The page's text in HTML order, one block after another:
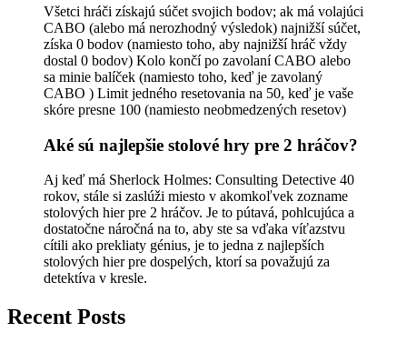
Všetci hráči získajú súčet svojich bodov; ak má volajúci
CABO (alebo má nerozhodný výsledok) najnižší súčet,
získa 0 bodov (namiesto toho, aby najnižší hráč vždy
dostal 0 bodov) Kolo končí po zavolaní CABO alebo
sa minie balíček (namiesto toho, keď je zavolaný
CABO ) Limit jedného resetovania na 50, keď je vaše
skóre presne 100 (namiesto neobmedzených resetov)
Aké sú najlepšie stolové hry pre 2 hráčov?
Aj keď má Sherlock Holmes: Consulting Detective 40
rokov, stále si zaslúži miesto v akomkoľvek zozname
stolových hier pre 2 hráčov. Je to pútavá, pohlcujúca a
dostatočne náročná na to, aby ste sa vďaka víťazstvu
cítili ako prekliaty génius, je to jedna z najlepších
stolových hier pre dospelých, ktorí sa považujú za
detektíva v kresle.
Recent Posts